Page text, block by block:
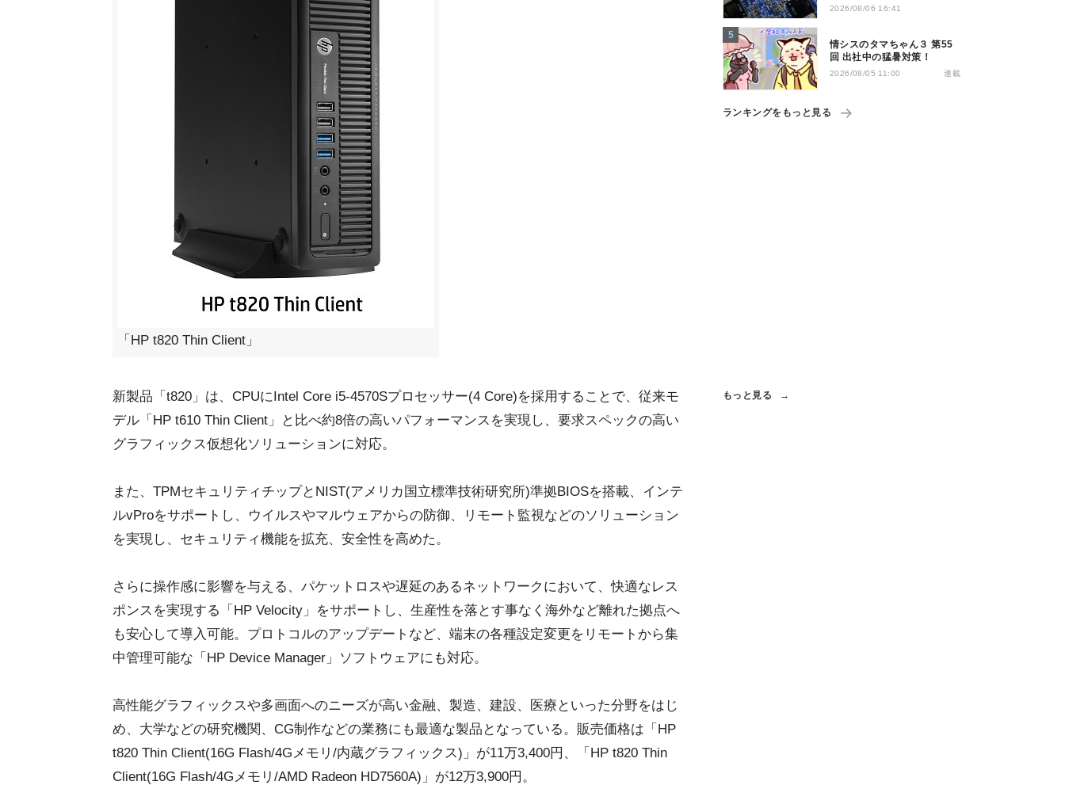
「HP t820 Thin Client」
新製品「t820」は、CPUにIntel Core i5-4570Sプロセッサー(4 Core)を採用することで、従来モ
デル「HP t610 Thin Client」と比べ約8倍の高いパフォーマンスを実現し、要求スペックの高い
グラフィックス仮想化ソリューションに対応。
また、TPMセキュリティチップとNIST(アメリカ国立標準技術研究所)準拠BIOSを搭載、インテ
ルvProをサポートし、ウイルスやマルウェアからの防御、リモート監視などのソリューション
を実現し、セキュリティ機能を拡充、安全性を高めた。
さらに操作感に影響を与える、パケットロスや遅延のあるネットワークにおいて、快適なレス
ポンスを実現する「HP Velocity」をサポートし、生産性を落とす事なく海外など離れた拠点へ
も安心して導入可能。プロトコルのアップデートなど、端末の各種設定変更をリモートから集
中管理可能な「HP Device Manager」ソフトウェアにも対応。
高性能グラフィックスや多画面へのニーズが高い金融、製造、建設、医療といった分野をはじ
め、大学などの研究機関、CG制作などの業務にも最適な製品となっている。販売価格は「HP
t820 Thin Client(16G Flash/4Gメモリ/内蔵グラフィックス)」が11万3,400円、「HP t820 Thin
Client(16G Flash/4Gメモリ/AMD Radeon HD7560A)」が12万3,900円。
2026/08/06 16:41
情シスのタマちゃん３ 第55
回 出社中の猛暑対策！
2026/08/05 11:00 連載
ランキングをもっと見る
もっと見る